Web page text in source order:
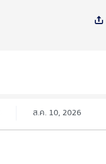
ส.ค. 10, 2026